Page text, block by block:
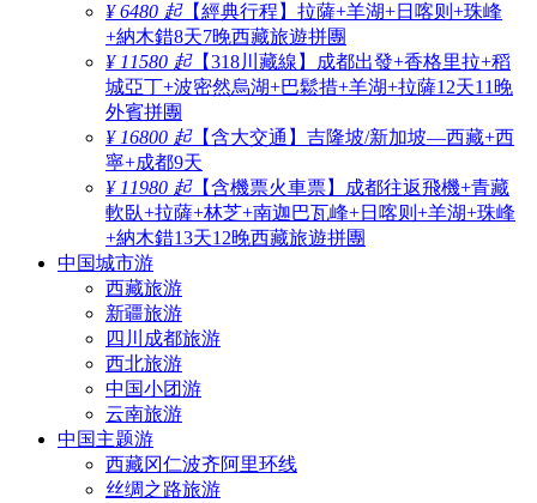
¥ 6480 起【經典行程】拉薩+羊湖+日喀则+珠峰
+納木錯8天7晚西藏旅遊拼團
¥ 11580 起【318川藏線】成都出發+香格里拉+稻
城亞丁+波密然烏湖+巴鬆措+羊湖+拉薩12天11晚
外賓拼團
¥ 16800 起【含大交通】吉隆坡/新加坡—西藏+西
寧+成都9天
¥ 11980 起【含機票火車票】成都往返飛機+青藏
軟臥+拉薩+林芝+南迦巴瓦峰+日喀则+羊湖+珠峰
+納木錯13天12晚西藏旅遊拼團
中国城市游
西藏旅游
新疆旅游
四川成都旅游
西北旅游
中国小团游
云南旅游
中国主题游
西藏冈仁波齐阿里环线
丝绸之路旅游